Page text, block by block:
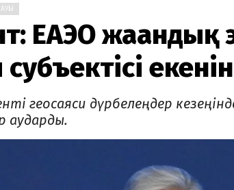
ЕАЭО
геосаяси дүрбелеңдер
аударды.